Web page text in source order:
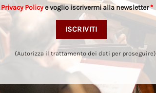
Privacy Policye voglio iscrivermi alla newsletter*
(Autorizza il trattamento dei dati per proseguire)